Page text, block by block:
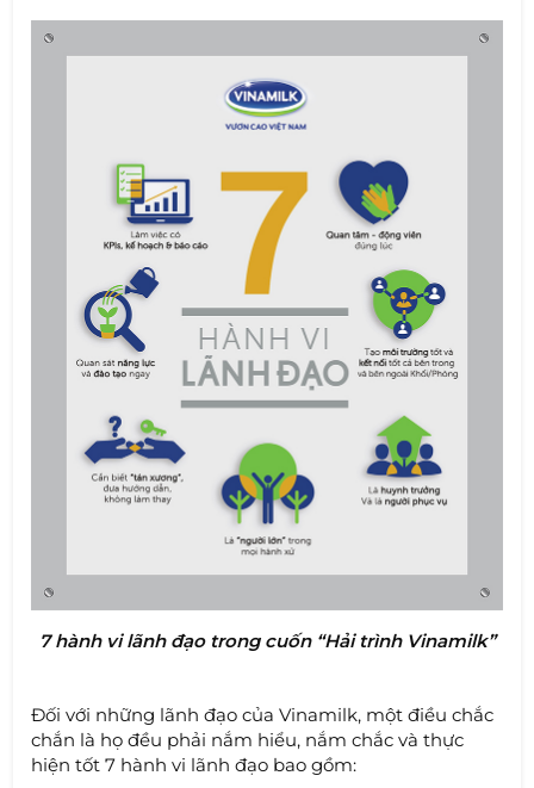
7 hành vi lãnh đạo trong cuốn “Hải trình Vinamilk”
Đối với những lãnh đạo của Vinamilk, một điều chắc
chắn là họ đều phải nắm hiểu, nắm chắc và thực
hiện tốt 7 hành vi lãnh đạo bao gồm: